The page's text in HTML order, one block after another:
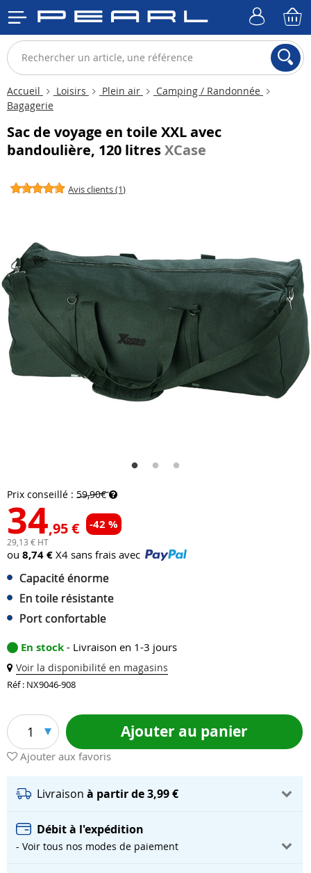
Accueil Loisirs Plein air
Camping / Randonnée
Bagagerie
Sac de voyage en toile XXL avec
bandoulière, 120 litresXCase
Avis clients (1)
Prix conseillé : 59,90€
34,95 € -42 %
29,13 € HT
ou 8,74 € X4 sans frais avec
Capacité énorme
En toile résistante
Port confortable
En stock - Livraison en 1-3 jours
Voir la disponibilité en magasins
Réf : NX9046-908
1 Ajouter au panier
Ajouter aux favoris
Livraison à partir de 3,99 €
Débit à l'expédition
- Voir tous nos modes de paiement